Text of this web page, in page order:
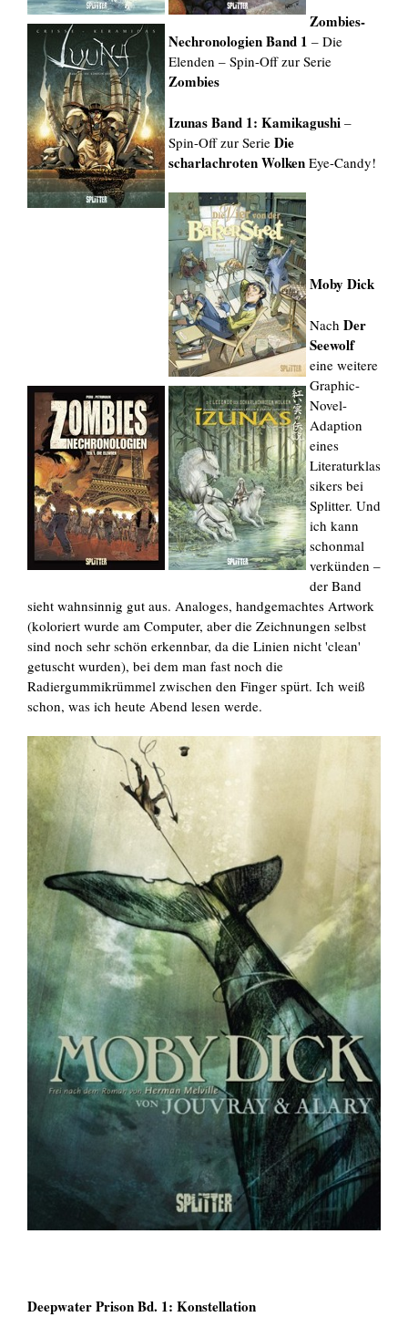
Zombies-
Nechronologien Band 1 – Die
Elenden – Spin-Off zur Serie
Zombies
Izunas Band 1: Kamikagushi –
Spin-Off zur Serie Die
scharlachroten Wolken Eye-Candy!
Moby Dick
Nach Der
Seewolf
eine weitere
Graphic-
Novel-
Adaption
eines
Literaturklas
sikers bei
Splitter. Und
ich kann
schonmal
verkünden –
der Band
sieht wahnsinnig gut aus. Analoges, handgemachtes Artwork
(koloriert wurde am Computer, aber die Zeichnungen selbst
sind noch sehr schön erkennbar, da die Linien nicht 'clean'
getuscht wurden), bei dem man fast noch die
Radiergummikrümmel zwischen den Finger spürt. Ich weiß
schon, was ich heute Abend lesen werde.
Deepwater Prison Bd. 1: Konstellation